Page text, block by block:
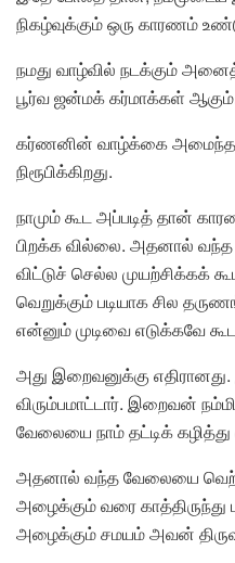
நிகழ்வுக்கும் ஒரு காரணம்
நமது வாழ்வில் நடக்கும்
பூர்வ ஜன்மக் கர்மாக்கள்
கர்ணனின் வாழ்க்கை
நிரூபிக்கிறது.
நாமும் கூட அப்படித் தான்
பிறக்க வில்லை. அதனால்
விட்டுச் செல்ல முயற்சிக்கக்
வெறுக்கும் படியாக சில
என்னும் முடிவை எடுக்கவே
அது இறைவனுக்கு
விரும்பமாட்டார். இறைவன்
வேலையை நாம் தட்டிக்
அதனால் வந்த வேலையை
அழைக்கும் வரை
அழைக்கும் சமயம் அவன்